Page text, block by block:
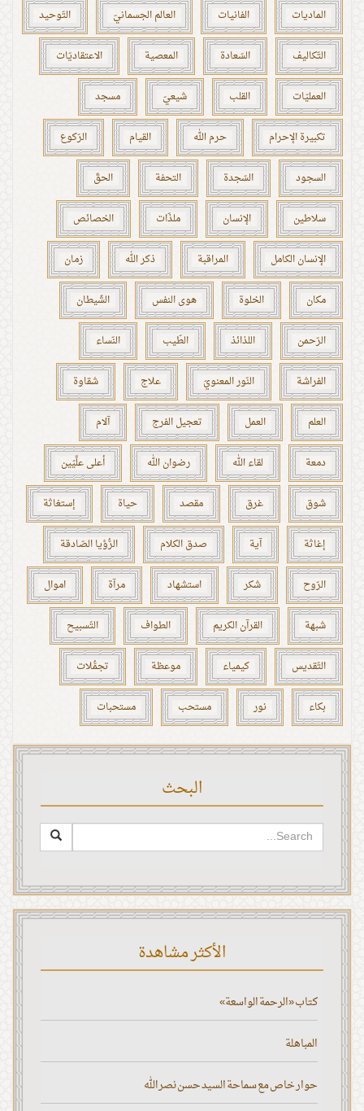
الماديات الفانيات العالم الجسمانيّ التّوحيد
التّكاليف السّعادة المعصية الاعتقاديّات
العمليّات القلب شيعيّ مسجد
تكبيرة الإحرام حرم الله القيام الرّكوع
السجود السّجدة التحفة الحقّ
سلاطين الإنسان ملذّات الخصائص
الإنسان الكامل المراقبة ذكر الله زمان
مكان الخلوة هوى النفس الشّيطان
الرّحمن اللذائذ الطّيب النّساء
الفراشة النّور المعنويّ علاج شقاوة
العلم العمل تعجيل الفرج آلام
دمعة لقاء الله رضوان الله أعلى علِّيّين
شوق غرق مقصد حياة إستغاثة
إغاثة آية صدق الكلام الرُّؤيا الصّادقة
الرّوح شكر استشهاد مرآة اموال
شبهة القرآن الكريم الطواف التّسبيح
التّقديس كيمياء موعظة تجمُّلات
بكاء نور مستحب مستحبات
البحث
الأكثر مشاهدة
كتاب «الرحمة الواسعة»
المباهلة
حوار خاص مع سماحة السيد حسن نصر الله